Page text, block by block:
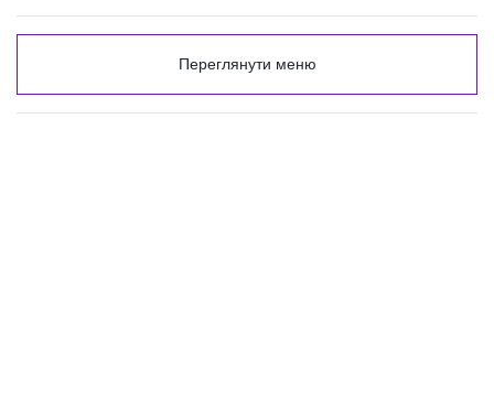
Переглянути меню